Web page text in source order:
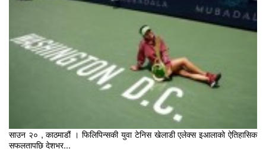
साउन २० , काठमाडौं । फिलिपिन्सकी युवा टेनिस खेलाडी एलेक्स इआलाको ऐतिहासिक
सफलतापछि देशभर...